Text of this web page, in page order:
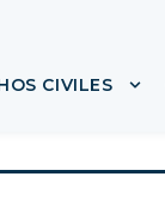
para
CIVILES